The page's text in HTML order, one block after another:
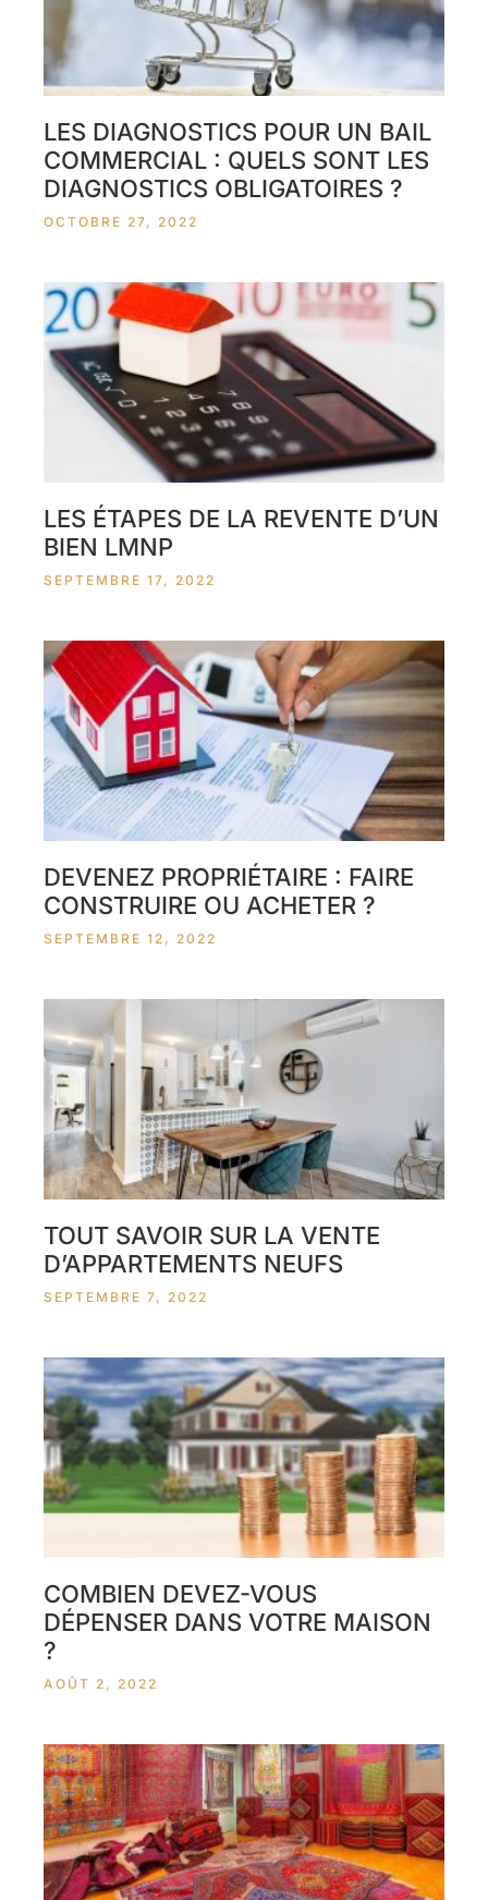
LES DIAGNOSTICS POUR UN BAIL
COMMERCIAL : QUELS SONT LES
DIAGNOSTICS OBLIGATOIRES ?
OCTOBRE 27, 2022
LES ÉTAPES DE LA REVENTE D’UN
BIEN LMNP
SEPTEMBRE 17, 2022
DEVENEZ PROPRIÉTAIRE : FAIRE
CONSTRUIRE OU ACHETER ?
SEPTEMBRE 12, 2022
TOUT SAVOIR SUR LA VENTE
D’APPARTEMENTS NEUFS
SEPTEMBRE 7, 2022
COMBIEN DEVEZ-VOUS
DÉPENSER DANS VOTRE MAISON
?
AOÛT 2, 2022